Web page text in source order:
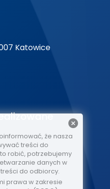
Katowice
że nasza
treści do
robić, potrzebujemy
danych w
do odbiorcy.
prawa w zakresie